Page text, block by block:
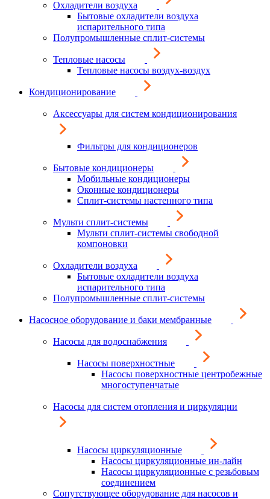
Охладители воздуха
Бытовые охладители воздуха
испарительного типа
Полупромышленные сплит-системы
Тепловые насосы
Тепловые насосы воздух-воздух
Кондиционирование
Аксессуары для систем кондиционирования
Фильтры для кондиционеров
Бытовые кондиционеры
Мобильные кондиционеры
Оконные кондиционеры
Сплит-системы настенного типа
Мульти сплит-системы
Мульти сплит-системы свободной
компоновки
Охладители воздуха
Бытовые охладители воздуха
испарительного типа
Полупромышленные сплит-системы
Насосное оборудование и баки мембранные
Насосы для водоснабжения
Насосы поверхностные
Насосы поверхностные центробежные
многоступенчатые
Насосы для систем отопления и циркуляции
Насосы циркуляционные
Насосы циркуляционные ин-лайн
Насосы циркуляционные с резьбовым
соединением
Сопутствующее оборудование для насосов и